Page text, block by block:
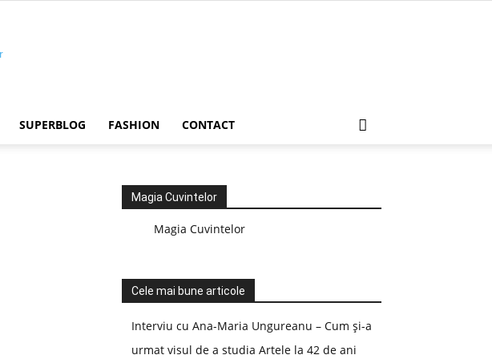
SUPERBLOG FASHION CONTACT
Magia Cuvintelor
Magia Cuvintelor
Cele mai bune articole
Interviu cu Ana-Maria Ungureanu – Cum și-a
urmat visul de a studia Artele la 42 de ani